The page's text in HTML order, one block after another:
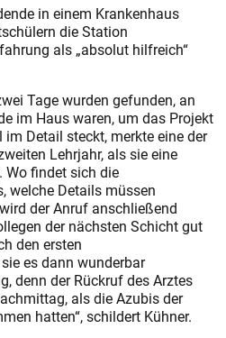
in einem Krankenhaus
die Station
als „absolut hilfreich“
Tage wurden gefunden, an
im Haus waren, um das Projekt
Detail steckt, merkte eine der
Lehrjahr, als sie eine
Wo findet sich die
welche Details müssen
der Anruf anschließend
der nächsten Schicht gut
den ersten
es dann wunderbar
denn der Rückruf des Arztes
als die Azubis der
hatten“, schildert Kühner.